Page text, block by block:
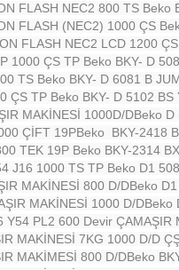
FLASH NEC2 800 TS Beko
FLASH (NEC2) 1000 ÇS
FLASH NEC2 LCD 1200 ÇS
1000 ÇS TP Beko BKY- D
TS Beko BKY- D 6081 B
ÇS TP Beko BKY- D 5102
MAKİNESİ 1000D/DBeko D
ÇİFT 19PBeko BKY-2418
TEK 19P Beko BKY-2314
J16 1000 TS TP Beko D1
MAKİNESİ 800 D/DBeko
MAKİNESİ 1000 D/DBeko
Y54 PL2 600 Devir ÇAMAŞIR
MAKİNESİ 7KG 1000 D/D
MAKİMESİ 800 D/DBeko